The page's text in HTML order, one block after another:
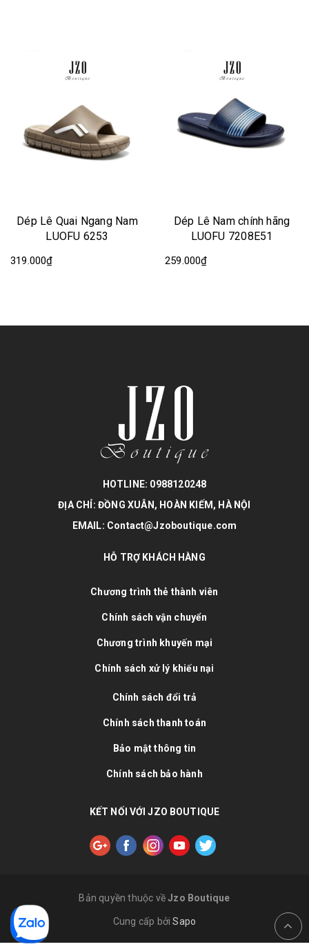
Dép Lê Quai Ngang Nam
LUOFU 6253
319.000₫
Dép Lê Nam chính hãng
LUOFU 7208E51
259.000₫
HOTLINE: 0988120248
ĐỊA CHỈ: ĐỒNG XUÂN, HOÀN KIẾM, HÀ NỘI
EMAIL: Contact@Jzoboutique.com
HỖ TRỢ KHÁCH HÀNG
Chương trình thẻ thành viên
Chính sách vận chuyển
Chương trình khuyến mại
Chính sách xử lý khiếu nại
Chính sách đổi trả
Chính sách thanh toán
Bảo mật thông tin
Chính sách bảo hành
KẾT NỐI VỚI JZO BOUTIQUE
Bản quyền thuộc vềJzo Boutique
Cung cấp bởiSapo